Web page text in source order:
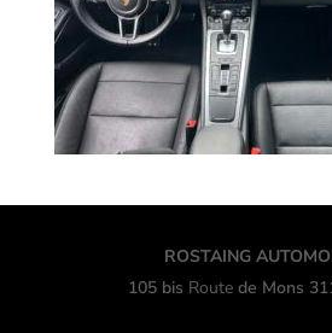
ROSTAING
105 bis Route de Mons